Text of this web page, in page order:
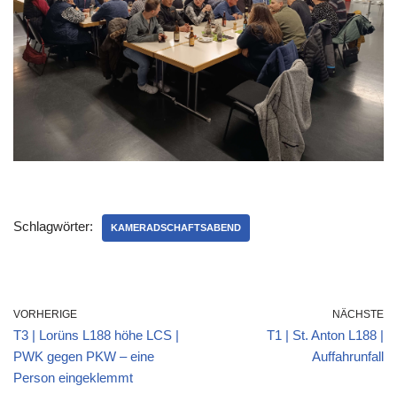
Schlagwörter: KAMERADSCHAFTSABEND
VORHERIGE
T3 | Lorüns L188 höhe LCS |
PWK gegen PKW – eine
Person eingeklemmt
NÄCHSTE
T1 | St. Anton L188 |
Auffahrunfall